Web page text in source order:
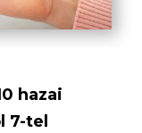
hazai
7-tel